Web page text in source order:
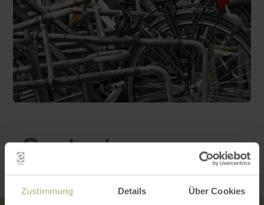
Zustimmung Details Über Cookies
Contact